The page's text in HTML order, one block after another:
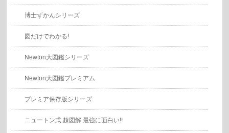
博士ずかんシリーズ
図だけでわかる!
Newton大図鑑シリーズ
Newton大図鑑プレミアム
プレミア保存版シリーズ
ニュートン式 超図解 最強に面白い!!